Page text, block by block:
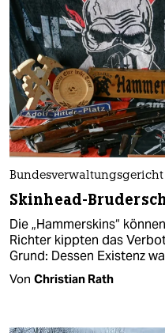
Skinhead-
Die „Hammerskins“
Richter kippten das
Grund: Dessen Existenz
Von Christian Rath